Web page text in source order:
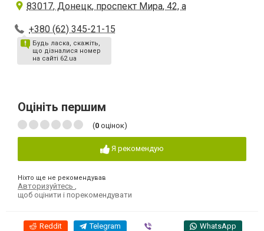
83017, Донецк, проспект Мира, 42, а
+380 (62) 345-21-15
Будь ласка, скажіть,
що дізналися номер
на сайті 62.ua
Оцініть першим
(0 оцінок)
Я рекомендую
Ніхто ще не рекомендував
Авторизуйтесь
щоб оцінити і порекомендувати
Reddit Telegram WhatsApp